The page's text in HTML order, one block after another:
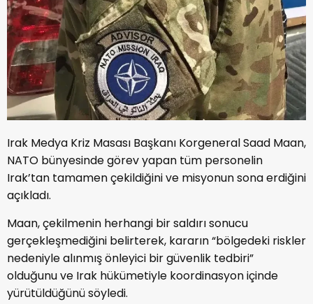
Irak Medya Kriz Masası Başkanı Korgeneral Saad Maan,
NATO bünyesinde görev yapan tüm personelin
Irak’tan tamamen çekildiğini ve misyonun sona erdiğini
açıkladı.
Maan, çekilmenin herhangi bir saldırı sonucu
gerçekleşmediğini belirterek, kararın “bölgedeki riskler
nedeniyle alınmış önleyici bir güvenlik tedbiri”
olduğunu ve Irak hükümetiyle koordinasyon içinde
yürütüldüğünü söyledi.